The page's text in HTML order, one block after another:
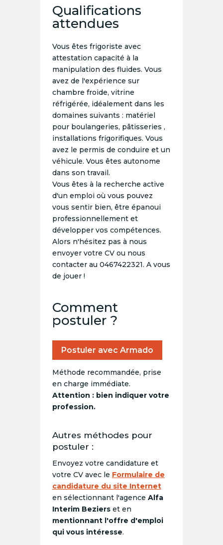
Qualifications
attendues
Vous êtes frigoriste avec
attestation capacité à la
manipulation des fluides. Vous
avez de l'expérience sur
chambre froide, vitrine
réfrigérée, idéalement dans les
domaines suivants : matériel
pour boulangeries, pâtisseries ,
installations frigorifiques. Vous
avez le permis de conduire et un
véhicule. Vous êtes autonome
dans son travail.
Vous êtes à la recherche active
d'un emploi où vous pouvez
vous sentir bien, être épanoui
professionnellement et
développer vos compétences.
Alors n'hésitez pas à nous
envoyer votre CV ou nous
contacter au 0467422321. A vous
de jouer !
Comment
postuler ?
Postuler avec Armado
Méthode recommandée, prise
en charge immédiate.
Attention : bien indiquer votre
profession.
Autres méthodes pour
postuler :
Envoyez votre candidature et
votre CV avec le Formulaire de
candidature du site Internet
en sélectionnant l'agence Alfa
Interim Bezierset en
mentionnant l'offre d'emploi
qui vous intéresse.